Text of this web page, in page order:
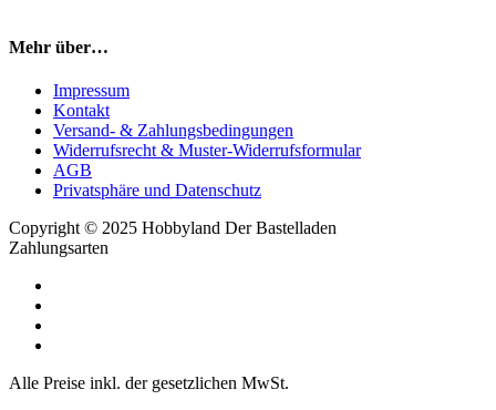
Mehr über…
Impressum
Kontakt
Versand- & Zahlungsbedingungen
Widerrufsrecht & Muster-Widerrufsformular
AGB
Privatsphäre und Datenschutz
Copyright © 2025 Hobbyland Der Bastelladen
Zahlungsarten
Alle Preise inkl. der gesetzlichen MwSt.